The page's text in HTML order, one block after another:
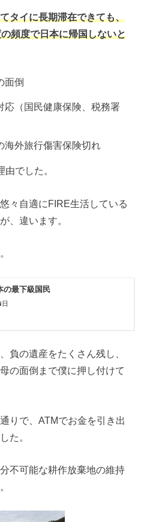
タイに長期滞在できても、
頻度で日本に帰国しないと
面倒
応（国民健康保険、税務署
海外旅行傷害保険切れ
でした。
々自適にFIRE生活している
、違います。
の最下級国民
日
負の遺産をたくさん残し、
の面倒まで僕に押し付けて
りで、ATMでお金を引き出
た。
不可能な耕作放棄地の維持